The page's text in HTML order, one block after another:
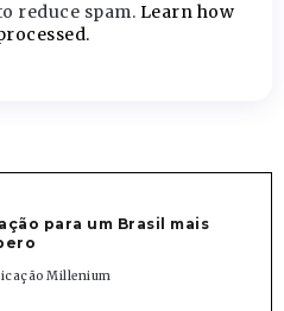
reduce spam. Learn how
para um Brasil mais
Millenium